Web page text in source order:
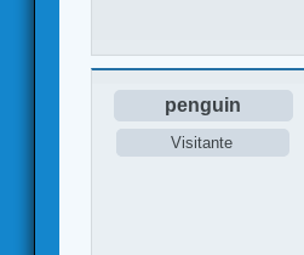
penguin
Visitante